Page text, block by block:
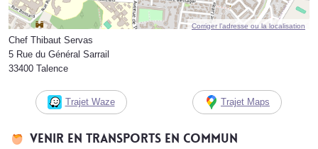
Corriger l’adresse ou la localisation
Chef Thibaut Servas
5 Rue du Général Sarrail
33400 Talence
Trajet Waze Trajet Maps
Venir en transports en commun